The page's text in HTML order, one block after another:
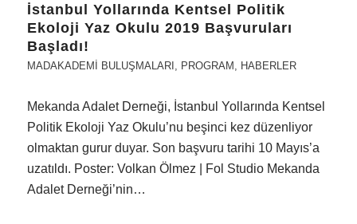
İstanbul Yollarında Kentsel Politik
Ekoloji Yaz Okulu 2019 Başvuruları
Başladı!
MADAKADEMI BULUŞMALARI , PROGRAM , HABERLER
Mekanda Adalet Derneği, İstanbul Yollarında Kentsel
Politik Ekoloji Yaz Okulu’nu beşinci kez düzenliyor
olmaktan gurur duyar. Son başvuru tarihi 10 Mayıs’a
uzatıldı. Poster: Volkan Ölmez | Fol Studio Mekanda
Adalet Derneği’nin…